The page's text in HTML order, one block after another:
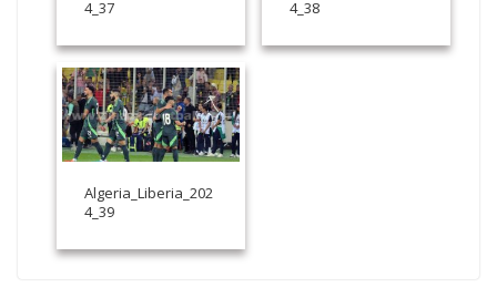
Algeria_Liberia_202